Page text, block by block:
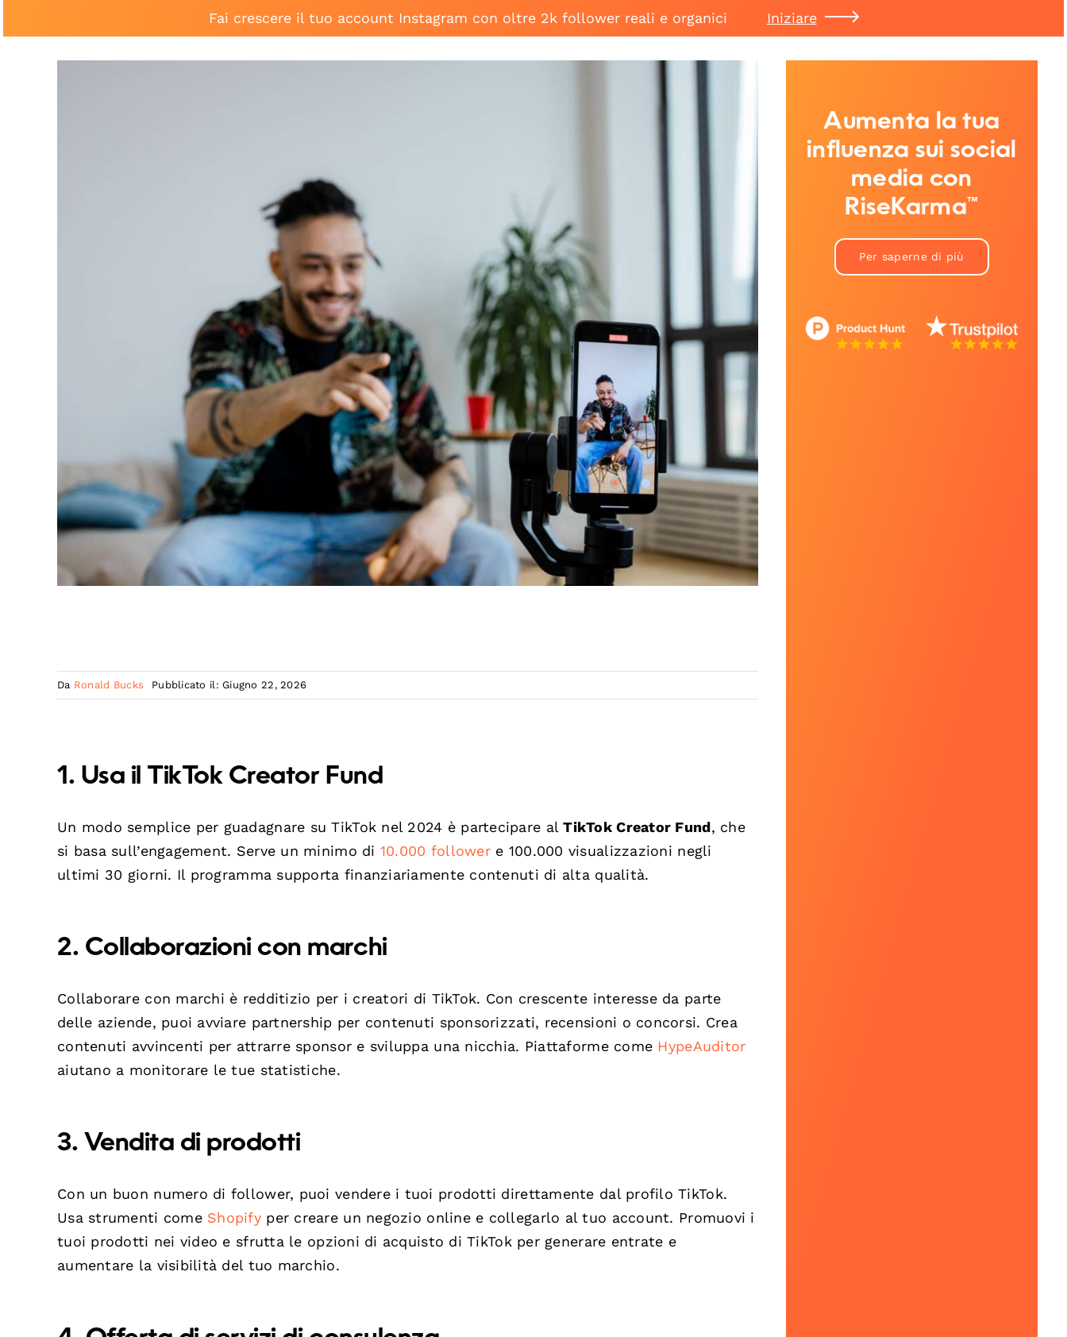
Fai crescere il tuo account Instagram con oltre 2k follower reali e organici Iniziare
Da Ronald Bucks Pubblicato il: Giugno 22, 2026
1. Usa il TikTok Creator Fund
Un modo semplice per guadagnare su TikTok nel 2024 è partecipare alTikTok Creator Fund, che
si basa sull’engagement. Serve un minimo di 10.000 followere 100.000 visualizzazioni negli
ultimi 30 giorni. Il programma supporta finanziariamente contenuti di alta qualità.
2. Collaborazioni con marchi
Collaborare con marchi è redditizio per i creatori di TikTok. Con crescente interesse da parte
delle aziende, puoi avviare partnership per contenuti sponsorizzati, recensioni o concorsi. Crea
contenuti avvincenti per attrarre sponsor e sviluppa una nicchia. Piattaforme come HypeAuditor
aiutano a monitorare le tue statistiche.
3. Vendita di prodotti
Con un buon numero di follower, puoi vendere i tuoi prodotti direttamente dal profilo TikTok.
Usa strumenti come Shopify per creare un negozio online e collegarlo al tuo account. Promuovi i
tuoi prodotti nei video e sfrutta le opzioni di acquisto di TikTok per generare entrate e
aumentare la visibilità del tuo marchio.
Aumenta la tua
influenza sui social
media con
RiseKarma™
Per saperne di più